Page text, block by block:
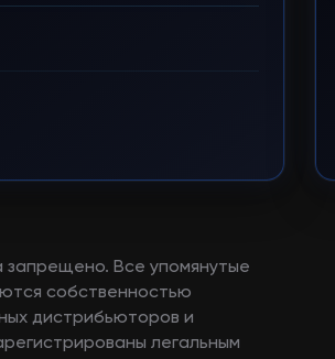
Все упомянутые
собственностью
дистрибьюторов и
легальным